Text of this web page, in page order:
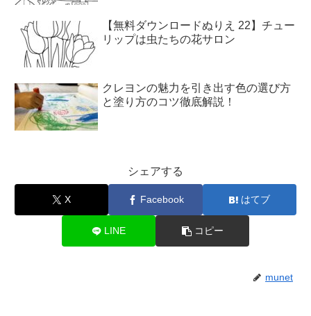
【無料ダウンロードぬりえ 22】チュー
リップは虫たちの花サロン
クレヨンの魅力を引き出す色の選び方
と塗り方のコツ徹底解説！
シェアする
X Facebook はてブ
LINE コピー
munet